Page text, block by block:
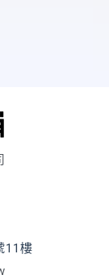
11樓